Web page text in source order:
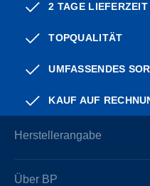
2 TAGE LIEFERZEIT
TOPQUALITÄT
UMFASSENDES
KAUF AUF
Herstellerangabe
Über BP